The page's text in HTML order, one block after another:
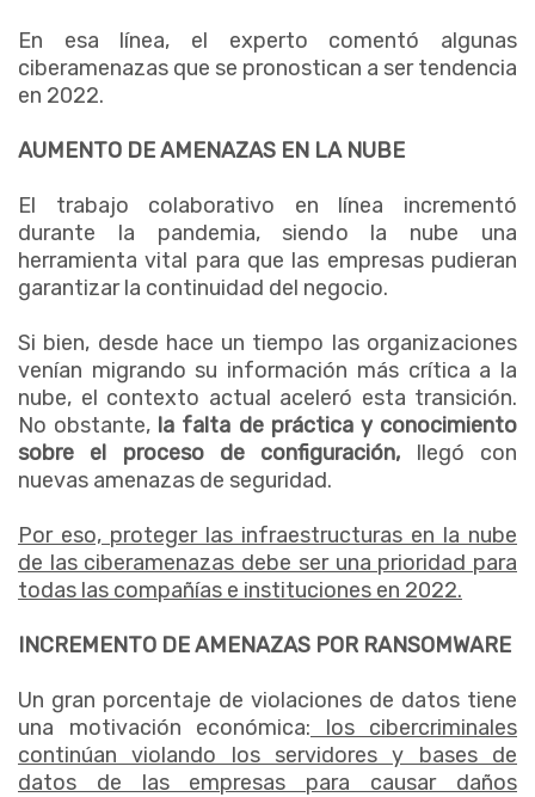
En esa línea, el experto comentó algunas
ciberamenazas que se pronostican a ser tendencia
en 2022.
AUMENTO DE AMENAZAS EN LA NUBE
El trabajo colaborativo en línea incrementó
durante la pandemia, siendo la nube una
herramienta vital para que las empresas pudieran
garantizar la continuidad del negocio.
Si bien, desde hace un tiempo las organizaciones
venían migrando su información más crítica a la
nube, el contexto actual aceleró esta transición.
No obstante, la falta de práctica y conocimiento
sobre el proceso de configuración, llegó con
nuevas amenazas de seguridad.
Por eso, proteger las infraestructuras en la nube
de las ciberamenazas debe ser una prioridad para
todas las compañías e instituciones en 2022.
INCREMENTO DE AMENAZAS POR RANSOMWARE
Un gran porcentaje de violaciones de datos tiene
una motivación económica: los cibercriminales
continúan violando los servidores y bases de
datos de las empresas para causar daños